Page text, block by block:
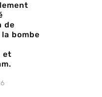
de
la bombe
et